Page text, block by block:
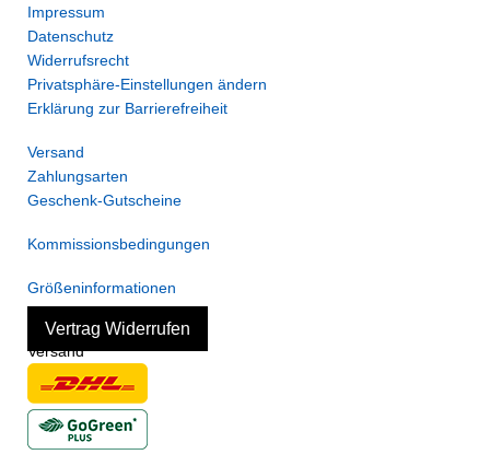
Impressum
Datenschutz
Widerrufsrecht
Privatsphäre-Einstellungen ändern
Erklärung zur Barrierefreiheit
Versand
Zahlungsarten
Geschenk-Gutscheine
Kommissionsbedingungen
Größeninformationen
Vertrag Widerrufen
Versand